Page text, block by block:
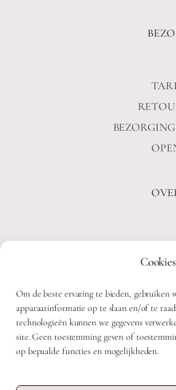
Om de beste ervaring te bieden, gebruiken
apparaatinformatie op te slaan en/of te
technologieën kunnen we gegevens
site. Geen toestemming geven of
op bepaalde functies en mogelijkheden.